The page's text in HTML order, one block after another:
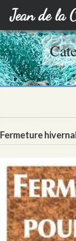
Jean de la
Fermeture